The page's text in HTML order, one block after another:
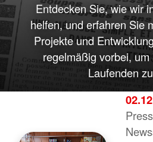
Entdecken Sie, wie wir
helfen, und erfahren Sie
Projekte und
regelmäßig vorbei,
Laufenden